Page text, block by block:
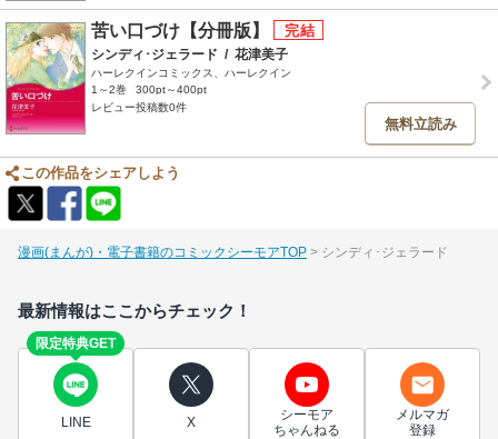
苦い口づけ【分冊版】
シンディ･ジェラード / 花津美子
ハーレクインコミックス、ハーレクイン
1～2巻
300pt～400pt
レビュー投稿数0件
無料立読み
この作品をシェアしよう
漫画(まんが)・電子書籍のコミックシーモアTOP シンディ･ジェラード
最新情報はここからチェック！
限定特典GET
LINE X
シーモア
ちゃんねる
メルマガ
登録